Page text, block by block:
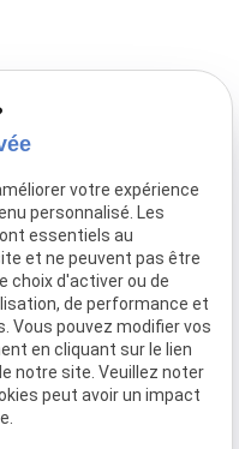
votre expérience
personnalisé. Les
essentiels au
et ne peuvent pas être
choix d'activer ou de
de performance et
Vous pouvez modifier vos
en cliquant sur le lien
notre site. Veuillez noter
peut avoir un impact